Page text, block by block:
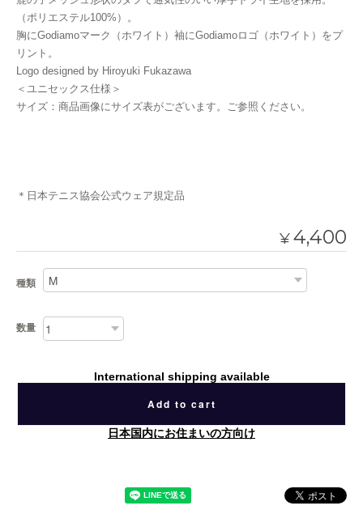
（ポリエステル100%）。
胸にGodiamoマーク（ホワイト）袖にGodiamoロゴ（ホワイト）をプ
リント。
Logo designed by Hiroyuki Fukazawa
＜ユニセックス仕様＞
サイズ：商品画像にサイズ表がございます。ご参照ください。
＊日本テニス協会公式ウェア規定品
¥4,400
種類
数量
International shipping available
Add to cart
日本国内にお住まいの方向け